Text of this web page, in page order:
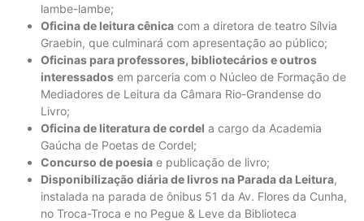
lambe-lambe;
Oficina de leitura cênica com a diretora de teatro Sílvia
Graebin, que culminará com apresentação ao público;
Oficinas para professores, bibliotecários e outros
interessados em parceria com o Núcleo de Formação de
Mediadores de Leitura da Câmara Rio-Grandense do
Livro;
Oficina de literatura de cordel a cargo da Academia
Gaúcha de Poetas de Cordel;
Concurso de poesia e publicação de livro;
Disponibilização diária de livros na Parada da Leitura,
instalada na parada de ônibus 51 da Av. Flores da Cunha,
no Troca-Troca e no Pegue & Leve da Biblioteca